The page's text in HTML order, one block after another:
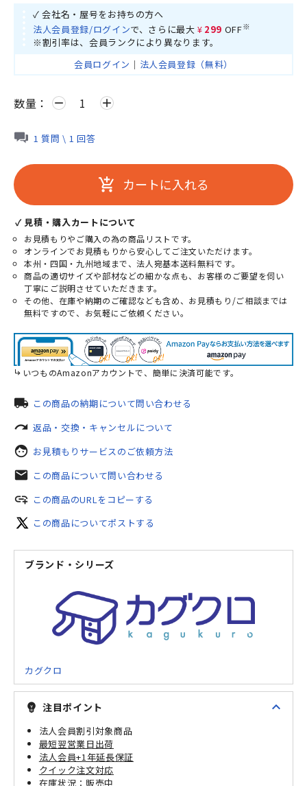
✓ 会社名・屋号をお持ちの方へ
法人会員登録/ログインで、さらに最大 ¥299 OFF※
※割引率は、会員ランクにより異なります。
会員ログイン ｜ 法人会員登録（無料）
数量： remove add
1 質問 \ 1 回答
add_shopping_cart カートに入れる
✓ 見積・購入カートについて
お見積もりやご購入の為の商品リストです。
オンラインでお見積もりから安心してご注文いただけます。
本州・四国・九州地域まで、法人宛基本送料無料です。
商品の適切サイズや部材などの細かな点も、お客様のご要望を伺い
丁寧にご説明させていただきます。
その他、在庫や納期のご確認なども含め、お見積もり/ご相談までは
無料ですので、お気軽にご依頼ください。
いつものAmazonアカウントで、簡単に決済可能です。
local_shipping この商品の納期について問い合わせる
redo 返品・交換・キャンセルについて
face お見積もりサービスのご依頼方法
mail この商品について問い合わせる
add_link この商品のURLをコピーする
この商品についてポストする
ブランド・シリーズ
カグクロ
emoji_objects 注目ポイント expand_less
法人会員割引対象商品
最短翌営業日出荷
法人会員+1年延長保証
クイック注文対応
販売中